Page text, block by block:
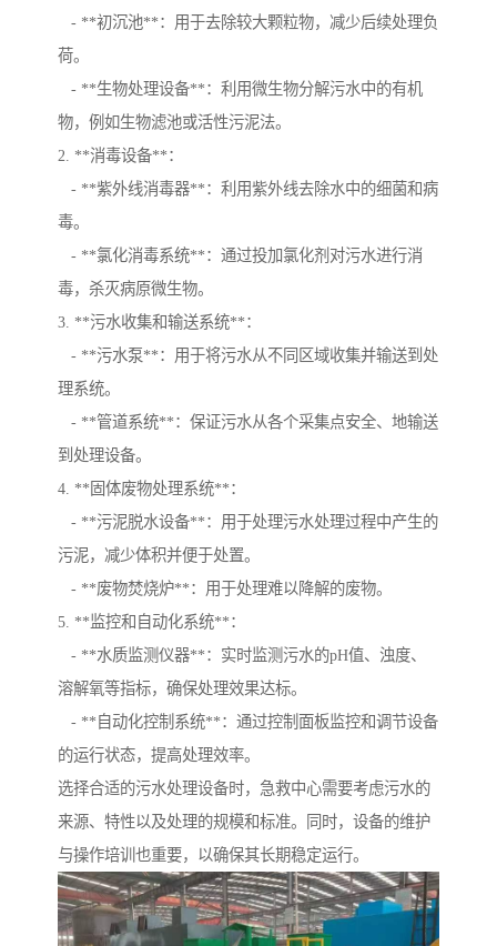
- **初沉池**：用于去除较大颗粒物，减少后续处理负
荷。
- **生物处理设备**：利用微生物分解污水中的有机
物，例如生物滤池或活性污泥法。
2. **消毒设备**：
- **紫外线消毒器**：利用紫外线去除水中的细菌和病
毒。
- **氯化消毒系统**：通过投加氯化剂对污水进行消
毒，杀灭病原微生物。
3. **污水收集和输送系统**：
- **污水泵**：用于将污水从不同区域收集并输送到处
理系统。
- **管道系统**：保证污水从各个采集点安全、地输送
到处理设备。
4. **固体废物处理系统**：
- **污泥脱水设备**：用于处理污水处理过程中产生的
污泥，减少体积并便于处置。
- **废物焚烧炉**：用于处理难以降解的废物。
5. **监控和自动化系统**：
- **水质监测仪器**：实时监测污水的pH值、浊度、
溶解氧等指标，确保处理效果达标。
- **自动化控制系统**：通过控制面板监控和调节设备
的运行状态，提高处理效率。
选择合适的污水处理设备时，急救中心需要考虑污水的
来源、特性以及处理的规模和标准。同时，设备的维护
与操作培训也重要，以确保其长期稳定运行。